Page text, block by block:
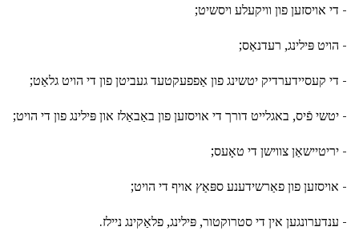
- די אויסזען פון וויקעלע ויסשיט;
- הויט פּילינג, רעדנאַס;
- די קעסיידערדיק יטשינג פון אַפפעקטעד געביטן פון די הויט גלאַט;
- יטשי פֿיס, באגלייט דורך די אויסזען פון באַבאַלז און פּילינג פון די הויט;
- יריטיישאַן צווישן די טאָעס;
- אויסזען פון פאַרשידענע ספּאַץ אויף די הויט;
- ענדערונגען אין די סטרוקטור, פּילינג, פלאַקינג ניילז.